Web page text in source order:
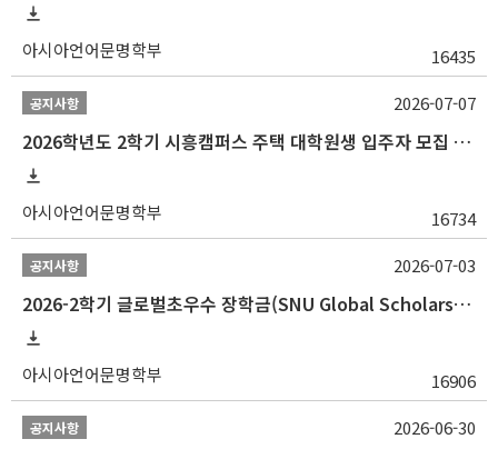
아시아언어문명학부 16435
공지사항
2026학년도 2학기 시흥캠퍼스 주택 대학원생 입주자 모집 안내
아시아언어문명학부 16734
2026-07-07
공지사항
2026-2학기 글로벌초우수 장학금(SNU Global Scholarship, GS) 신청 안내(~7/12 23:00)
아시아언어문명학부 16906
2026-07-03
공지사항 2026-06-30